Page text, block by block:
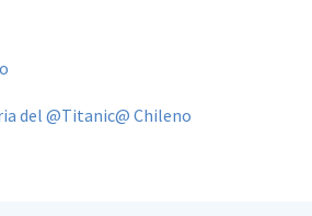
del @Titanic@ Chileno